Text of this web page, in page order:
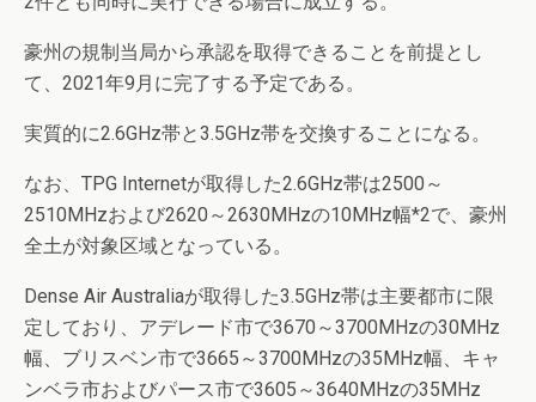
豪州の規制当局から承認を取得できることを前提とし
て、2021年9月に完了する予定である。
実質的に2.6GHz帯と3.5GHz帯を交換することになる。
なお、TPG Internetが取得した2.6GHz帯は2500～
2510MHzおよび2620～2630MHzの10MHz幅*2で、豪州
全土が対象区域となっている。
Dense Air Australiaが取得した3.5GHz帯は主要都市に限
定しており、アデレード市で3670～3700MHzの30MHz
幅、ブリスベン市で3665～3700MHzの35MHz幅、キャ
ンベラ市およびパース市で3605～3640MHzの35MHz